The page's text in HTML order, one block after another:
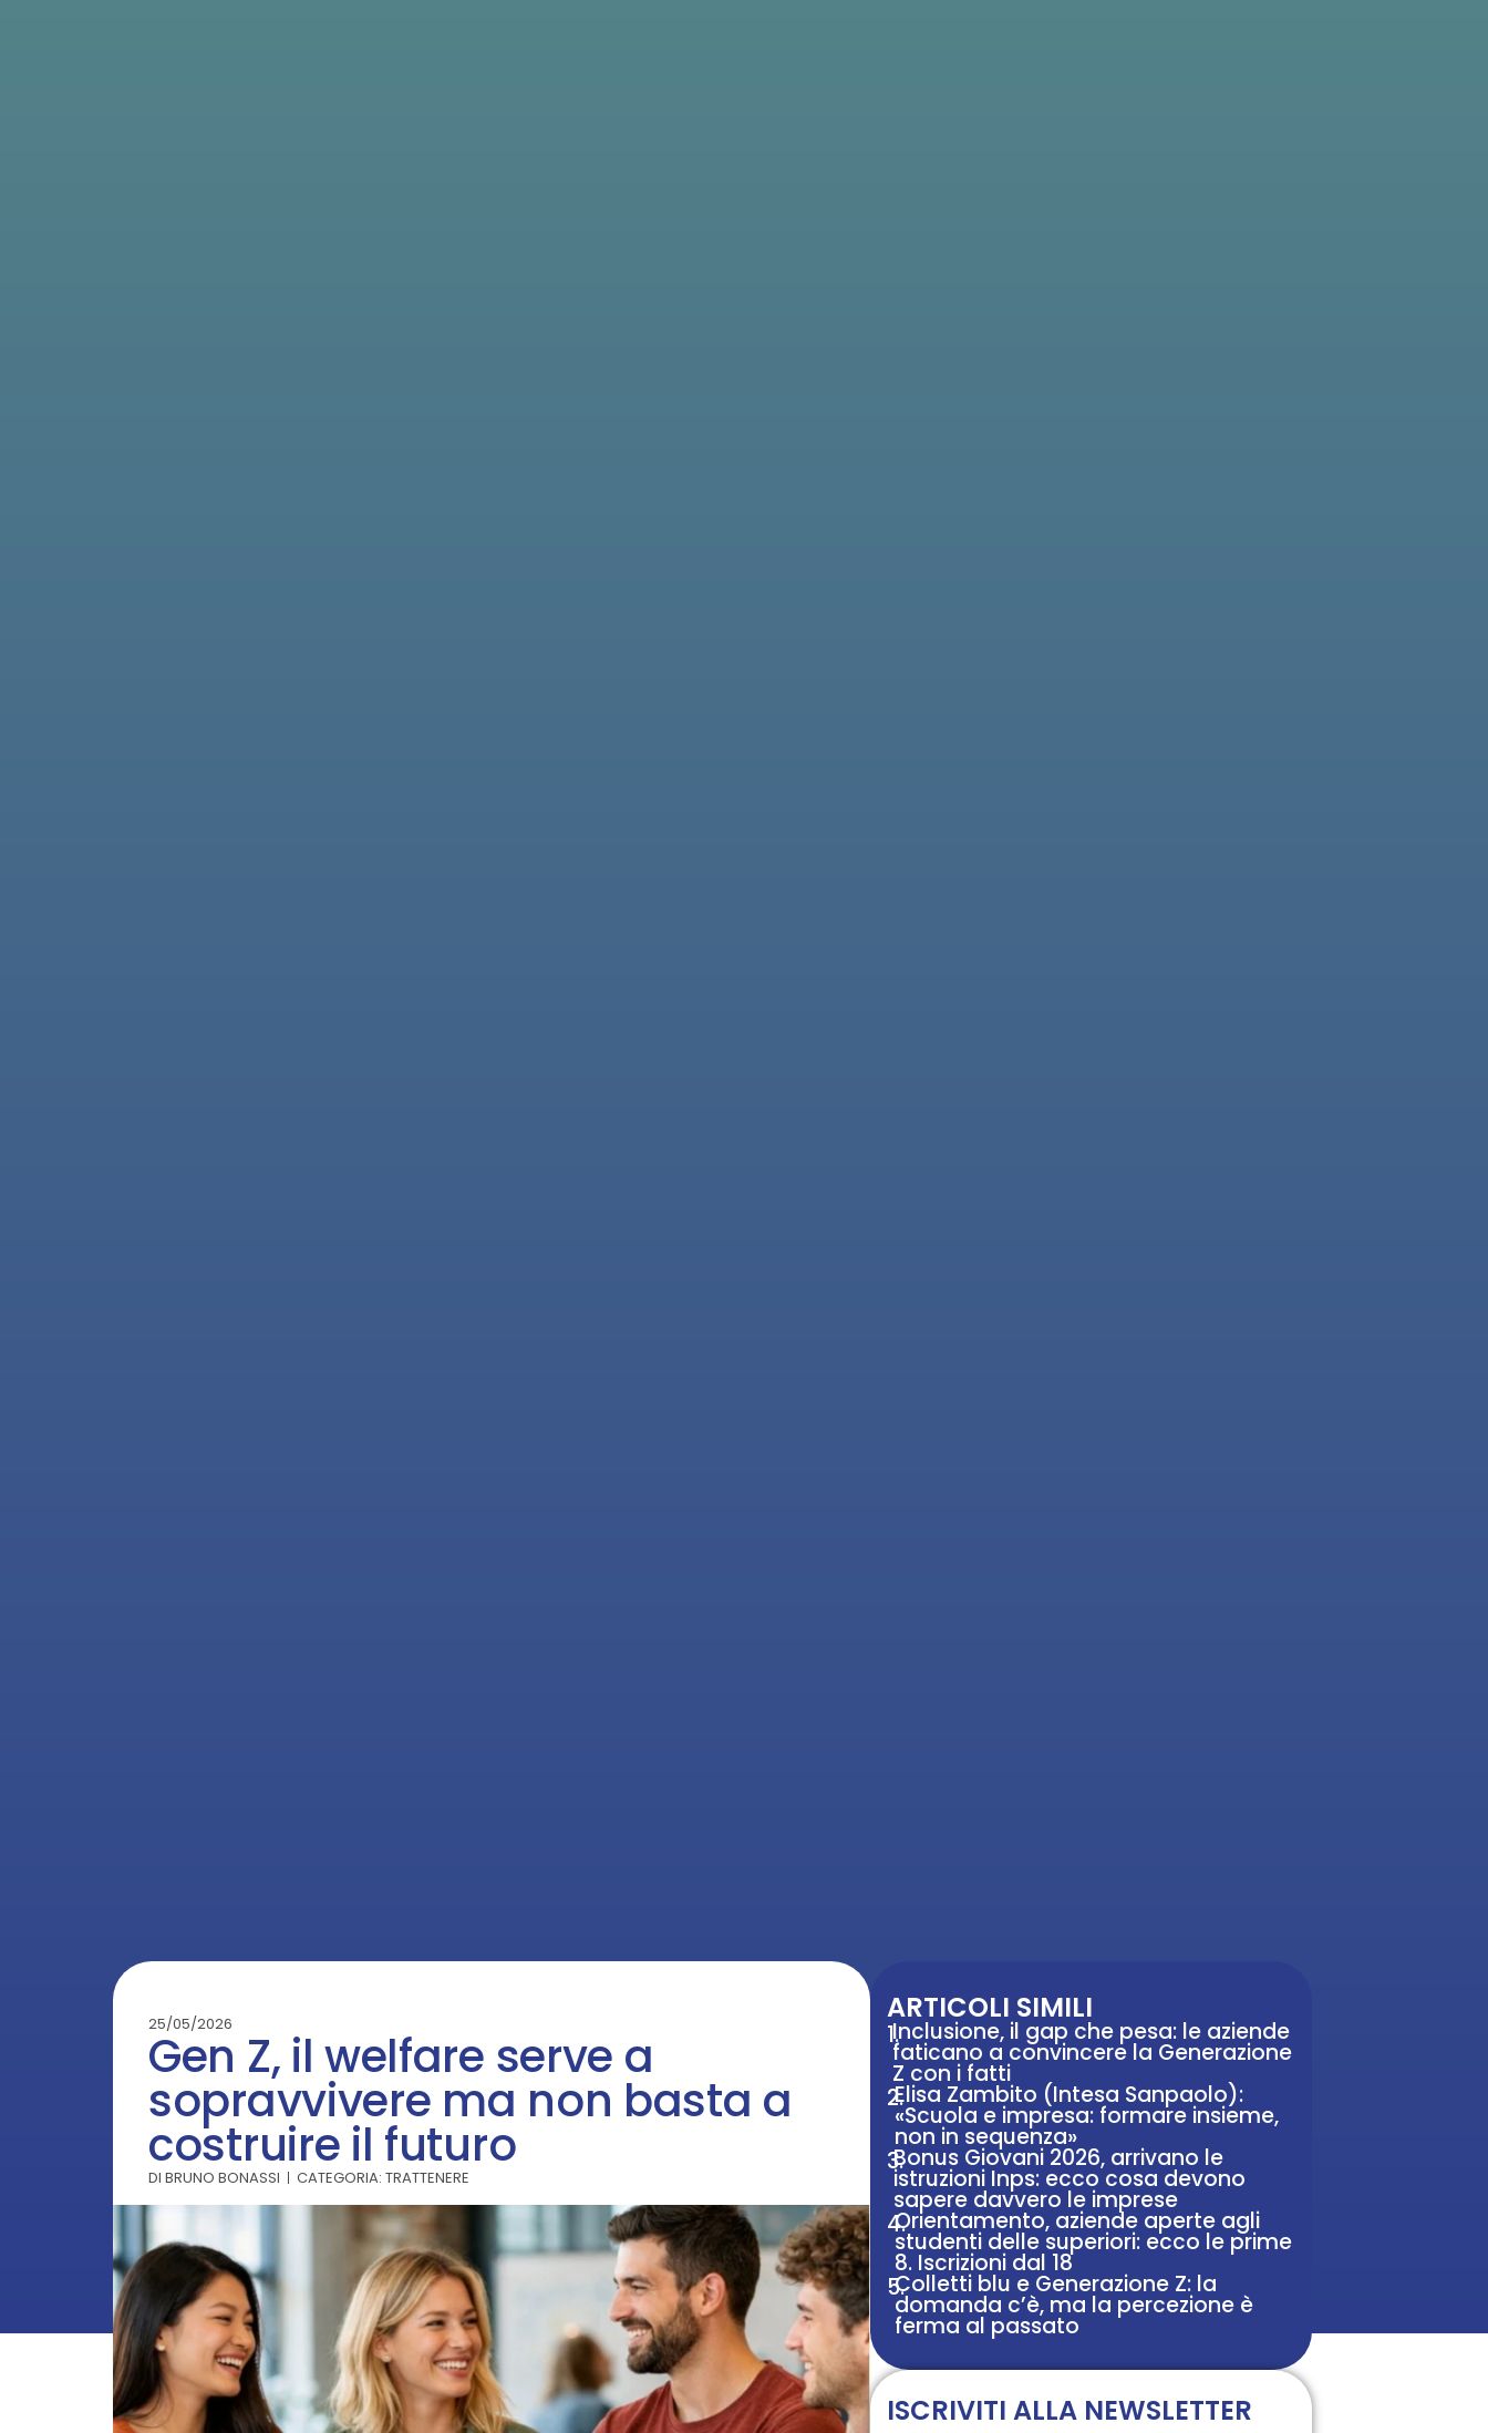
25/05/2026
Gen Z, il welfare serve a
sopravvivere ma non basta a
costruire il futuro
DI BRUNO BONASSI CATEGORIA: TRATTENERE
ARTICOLI SIMILI
1.Inclusione, il gap che pesa: le aziende
faticano a convincere la Generazione
Z con i fatti
2.Elisa Zambito (Intesa Sanpaolo):
«Scuola e impresa: formare insieme,
non in sequenza»
3.Bonus Giovani 2026, arrivano le
istruzioni Inps: ecco cosa devono
sapere davvero le imprese
4.Orientamento, aziende aperte agli
studenti delle superiori: ecco le prime
8. Iscrizioni dal 18
5.Colletti blu e Generazione Z: la
domanda c’è, ma la percezione è
ferma al passato
ISCRIVITI ALLA NEWSLETTER